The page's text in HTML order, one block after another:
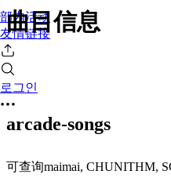
部内活动
友情链接
로그인
曲目信息
arcade-songs
可查询maimai, CHUNITHM,